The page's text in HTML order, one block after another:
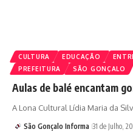
CULTURA EDUCAÇÃO
PREFEITURA
SÃO GONÇALO
Aulas de balé encantam
A Lona Cultural Lídia Maria da
São Gonçalo Informa 31 de Julho,